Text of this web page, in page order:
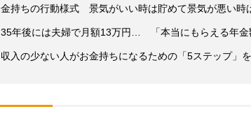
金持ちの行動様式 景気がいい時は貯めて景気が悪い時
35年後には夫婦で月額13万円… 「本当にもらえる年金
収入の少ない人がお金持ちになるための「5ステップ」